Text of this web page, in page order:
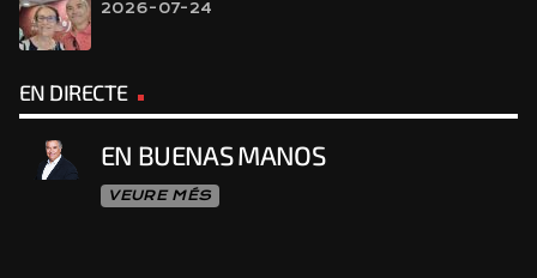
2026-07-24
EN DIRECTE
EN BUENAS MANOS
VEURE MÉS